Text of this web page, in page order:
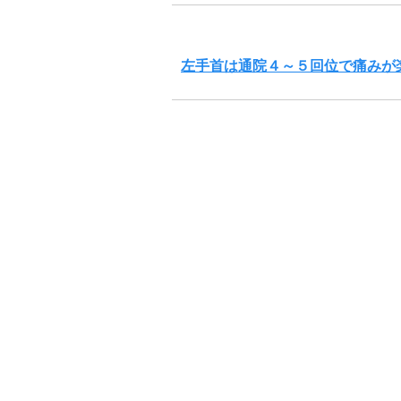
左手首は通院４～５回位で痛みが